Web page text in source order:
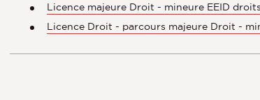
Licence majeure Droit - mineure EEID
Licence Droit - parcours majeure Droit -